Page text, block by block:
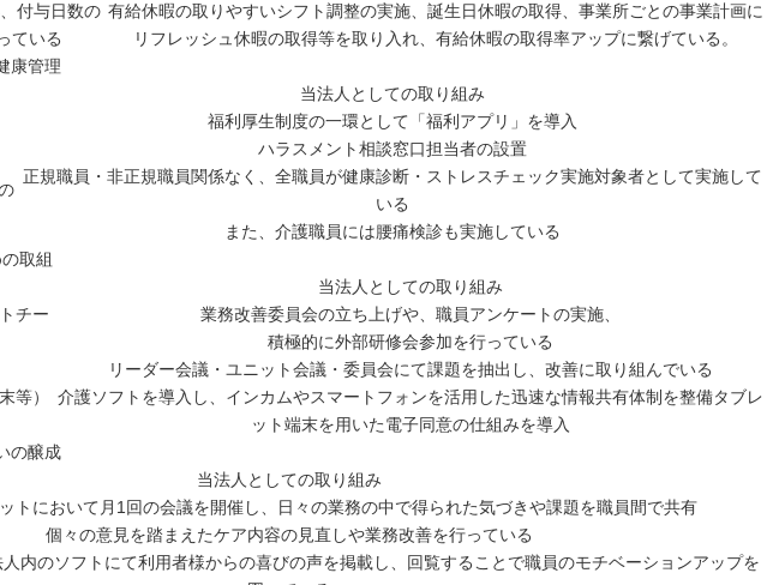
付与日数の
ている
有給休暇の取りやすいシフト調整の実施、誕生日休暇の取得、事業所ごとの事業計画に
リフレッシュ休暇の取得等を取り入れ、有給休暇の取得率アップに繋げている。
康管理
当法人としての取り組み
福利厚生制度の一環として「福利アプリ」を導入
ハラスメント相談窓口担当者の設置
正規職員・非正規職員関係なく、全職員が健康診断・ストレスチェック実施対象者として実施して
いる
また、介護職員には腰痛検診も実施している
取組
当法人としての取り組み
チー
業務改善委員会の立ち上げや、職員アンケートの実施、
積極的に外部研修会参加を行っている
リーダー会議・ユニット会議・委員会にて課題を抽出し、改善に取り組んでいる
等）
介護ソフトを導入し、インカムやスマートフォンを活用した迅速な情報共有体制を整備タブレ
ット端末を用いた電子同意の仕組みを導入
の醸成
当法人としての取り組み
トにおいて月1回の会議を開催し、日々の業務の中で得られた気づきや課題を職員間で共有
個々の意見を踏まえたケア内容の見直しや業務改善を行っている
内のソフトにて利用者様からの喜びの声を掲載し、回覧することで職員のモチベーションアップを